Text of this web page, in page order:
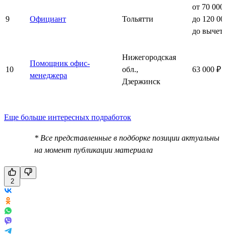
9 Официант Тольятти
от 70 000
до 120
до
10
Помощник офис-
менеджера
Нижегородская
обл.,
Дзержинск
63 000 ₽
Еще больше интересных подработок
* Все представленные в подборке позиции актуальны
на момент публикации материала
2